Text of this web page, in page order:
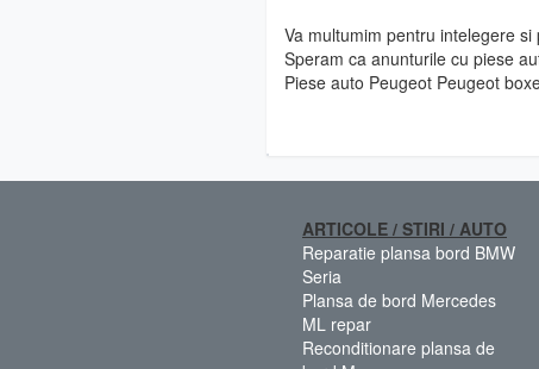
Va multumim pentru intelegere
Speram ca anunturile cu piese
Piese auto Peugeot Peugeot
ARTICOLE / STIRI / AUTO
Reparatie plansa bord BMW
Seria
Plansa de bord Mercedes
ML repar
Reconditionare plansa de